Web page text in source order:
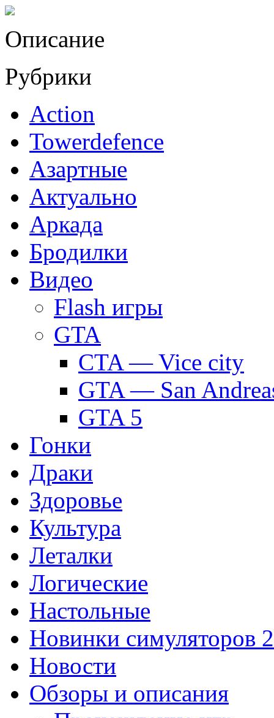
Описание
Рубрики
Action
Towerdefence
Азартные
Актуально
Аркада
Бродилки
Видео
Flash игры
GTA
CTA — Vice city
GTA — San
GTA 5
Гонки
Драки
Здоровье
Культура
Леталки
Логические
Настольные
Новинки симуляторов
Новости
Обзоры и описания